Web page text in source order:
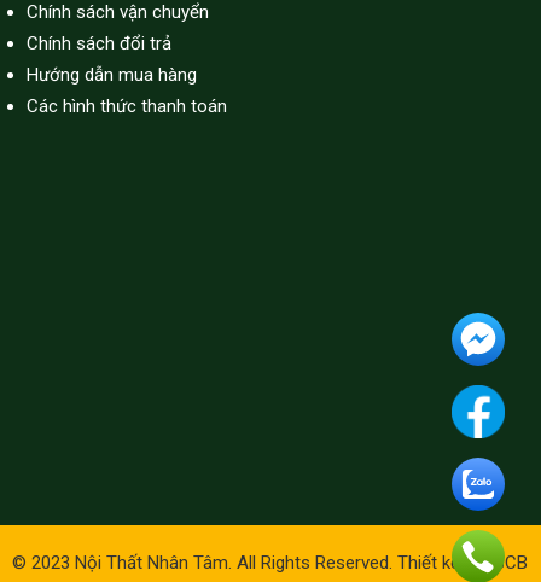
Chính sách vận chuyển
Chính sách đổi trả
Hướng dẫn mua hàng
Các hình thức thanh toán
© 2023 Nội Thất Nhân Tâm. All Rights Reserved. Thiết kế bởi BCB